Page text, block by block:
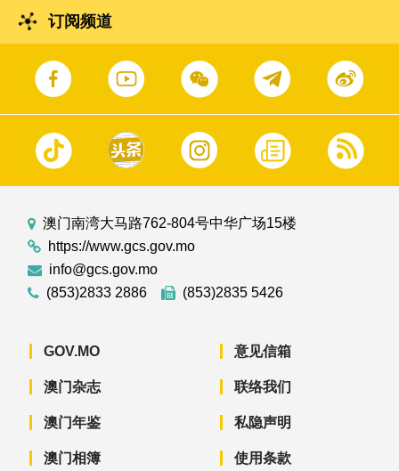
订阅频道
澳门南湾大马路762-804号中华广场15楼
https://www.gcs.gov.mo
info@gcs.gov.mo
(853)2833 2886
(853)2835 5426
GOV.MO
澳门杂志
澳门年鉴
澳门相簿
意见信箱
联络我们
私隐声明
使用条款